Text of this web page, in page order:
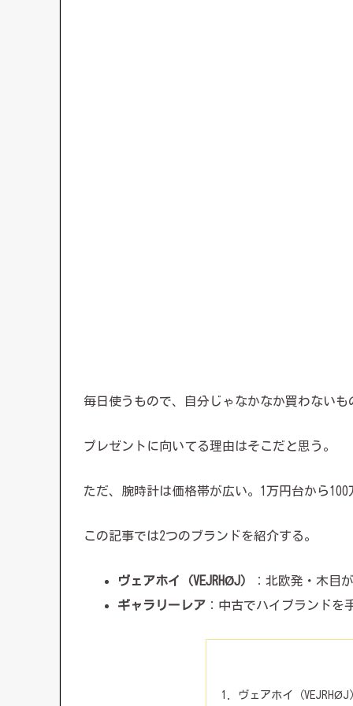
毎日使うもので、自分じゃなかなか買わない
プレゼントに向いてる理由はそこだと思う。
ただ、腕時計は価格帯が広い。1万円台から
この記事では2つのブランドを紹介する。
ヴェアホイ（VEJRHØJ）
：北欧発・木目
ギャラリーレア ：中古でハイブランドを
ヴェアホイ（